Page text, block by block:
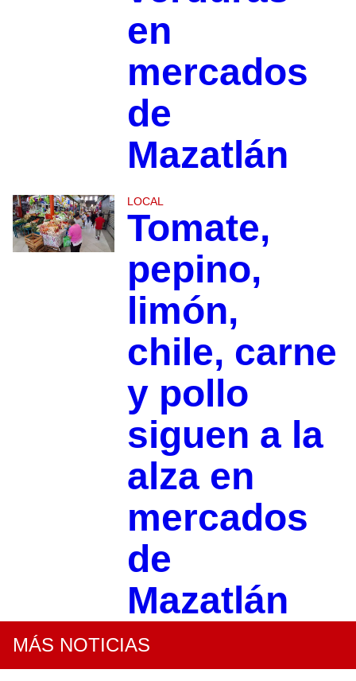
en
mercados
de
Mazatlán
LOCAL
Tomate,
pepino,
limón,
chile, carne
y pollo
siguen a la
alza en
mercados
de
Mazatlán
MÁS NOTICIAS